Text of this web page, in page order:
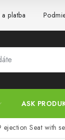
platba
ASK
ejection Seat with